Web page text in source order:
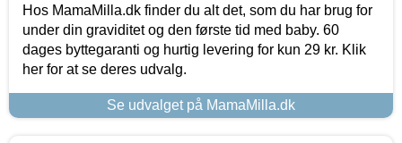
Hos MamaMilla.dk finder du alt det, som du har brug for
under din graviditet og den første tid med baby. 60
dages byttegaranti og hurtig levering for kun 29 kr. Klik
her for at se deres udvalg.
Se udvalget på MamaMilla.dk